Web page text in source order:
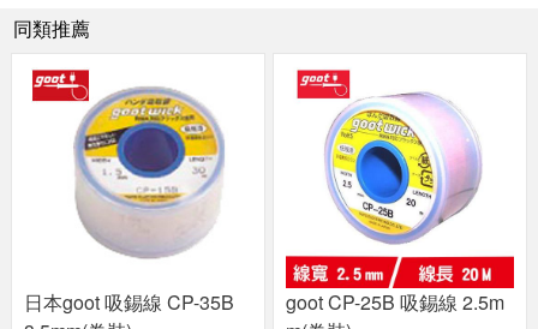
同類推薦
日本goot 吸錫線 CP-35B
goot CP-25B 吸錫線 2.5m